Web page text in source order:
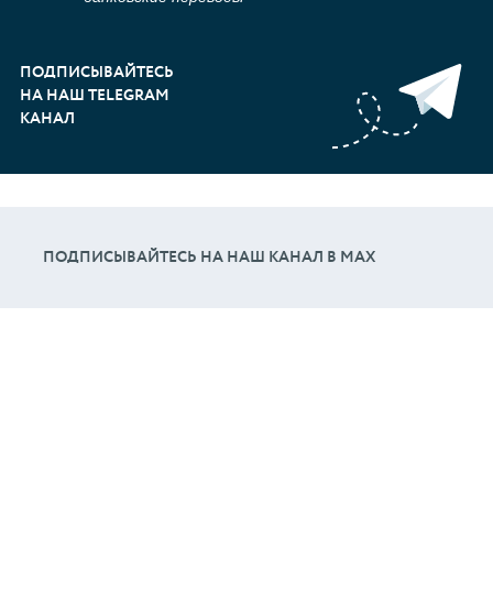
ПОДПИСЫВАЙТЕСЬ
НА НАШ TELEGRAM
КАНАЛ
ПОДПИСЫВАЙТЕСЬ НА НАШ КАНАЛ В МАХ